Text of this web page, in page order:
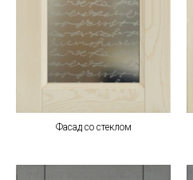
Фасад со стеклом